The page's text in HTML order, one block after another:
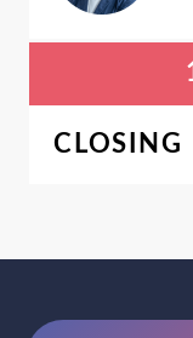
CLOSING